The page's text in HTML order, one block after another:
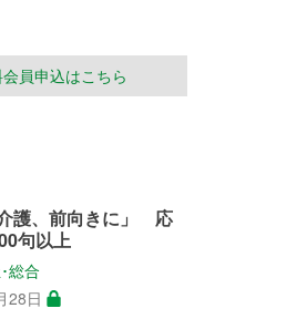
員申込はこちら
護、前向きに」 応
句以上
総合
28日